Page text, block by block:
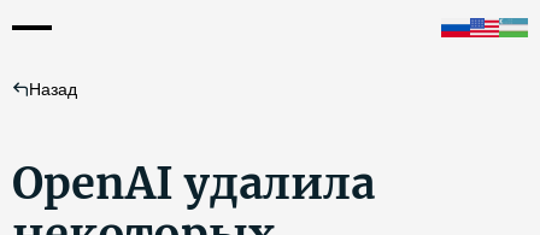
Назад
OpenAI удалила